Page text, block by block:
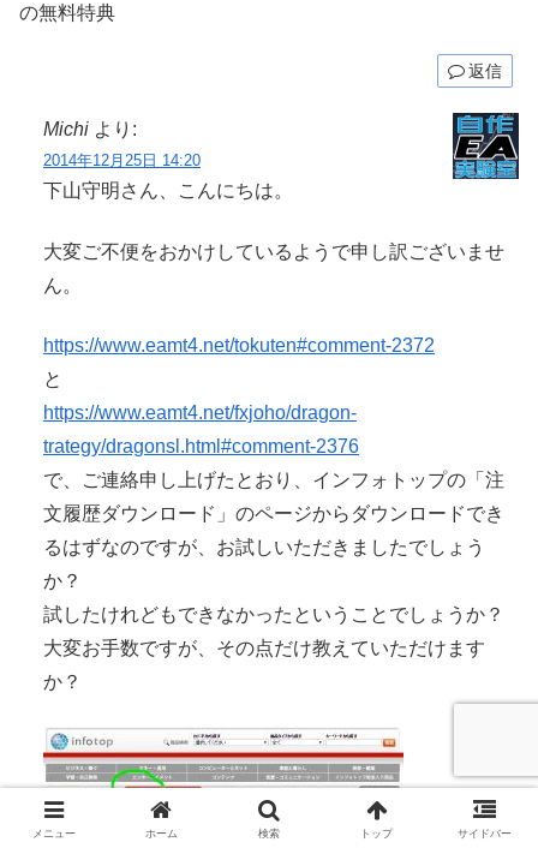
の無料特典
返信
Michi より:
2014年12月25日 14:20
下山守明さん、こんにちは。
大変ご不便をおかけしているようで申し訳ございませ
ん。
https://www.eamt4.net/tokuten#comment-2372
と
https://www.eamt4.net/fxjoho/dragon-
trategy/dragonsl.html#comment-2376
で、ご連絡申し上げたとおり、インフォトップの「注
文履歴ダウンロード」のページからダウンロードでき
るはずなのですが、お試しいただきましたでしょう
か？
試したけれどもできなかったということでしょうか？
大変お手数ですが、その点だけ教えていただけます
か？
メニュー ホーム 検索 トップ サイドバー